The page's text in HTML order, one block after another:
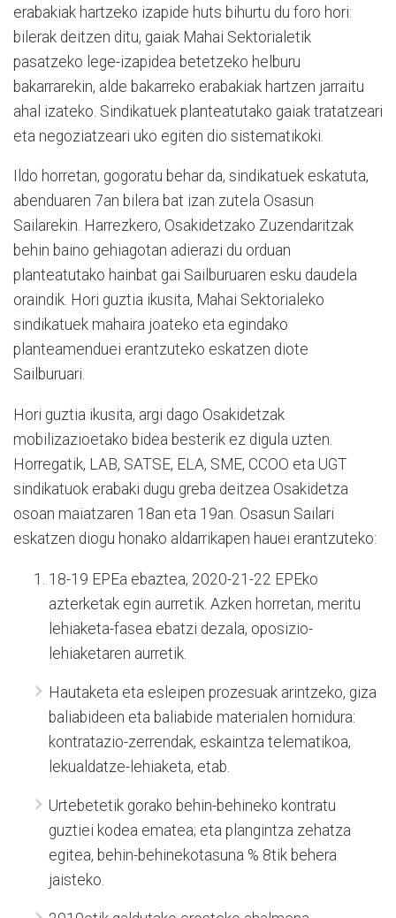
erabakiak hartzeko izapide huts bihurtu du foro hori:
bilerak deitzen ditu, gaiak Mahai Sektorialetik
pasatzeko lege-izapidea betetzeko helburu
bakarrarekin, alde bakarreko erabakiak hartzen jarraitu
ahal izateko. Sindikatuek planteatutako gaiak tratatzeari
eta negoziatzeari uko egiten dio sistematikoki.
Ildo horretan, gogoratu behar da, sindikatuek eskatuta,
abenduaren 7an bilera bat izan zutela Osasun
Sailarekin. Harrezkero, Osakidetzako Zuzendaritzak
behin baino gehiagotan adierazi du orduan
planteatutako hainbat gai Sailburuaren esku daudela
oraindik. Hori guztia ikusita, Mahai Sektorialeko
sindikatuek mahaira joateko eta egindako
planteamenduei erantzuteko eskatzen diote
Sailburuari.
Hori guztia ikusita, argi dago Osakidetzak
mobilizazioetako bidea besterik ez digula uzten.
Horregatik, LAB, SATSE, ELA, SME, CCOO eta UGT
sindikatuok erabaki dugu greba deitzea Osakidetza
osoan maiatzaren 18an eta 19an. Osasun Sailari
eskatzen diogu honako aldarrikapen hauei erantzuteko:
18-19 EPEa ebaztea, 2020-21-22 EPEko
azterketak egin aurretik. Azken horretan, meritu
lehiaketa-fasea ebatzi dezala, oposizio-
lehiaketaren aurretik.
Hautaketa eta esleipen prozesuak arintzeko, giza
baliabideen eta baliabide materialen hornidura:
kontratazio-zerrendak, eskaintza telematikoa,
lekualdatze-lehiaketa, etab.
Urtebetetik gorako behin-behineko kontratu
guztiei kodea ematea; eta plangintza zehatza
egitea, behin-behinekotasuna % 8tik behera
jaisteko.